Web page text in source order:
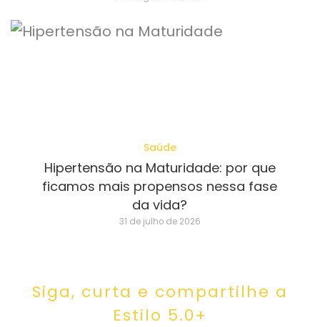
Saúde
Hipertensão na Maturidade: por que
ficamos mais propensos nessa fase
da vida?
31 de julho de 2026
Siga, curta e compartilhe a
Estilo 5.0+